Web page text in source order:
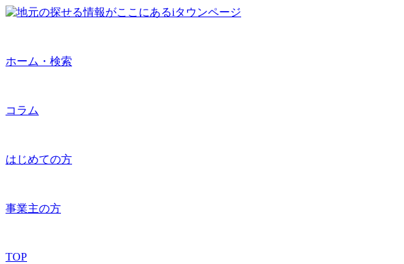
ホーム・検索
コラム
はじめての方
事業主の方
TOP